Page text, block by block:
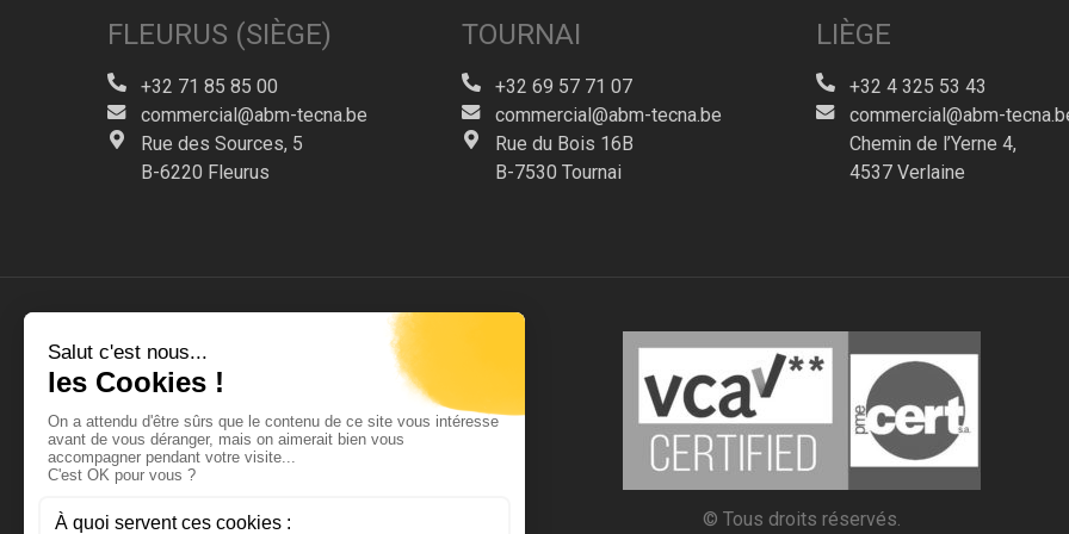
FLEURUS (SIÈGE)
+32 71 85 85 00
commercial@abm-tecna.be
Rue des Sources, 5
B-6220 Fleurus
TOURNAI
+32 69 57 71 07
commercial@abm-tecna.be
Rue du Bois 16B
B-7530 Tournai
LIÈGE
+32 4 325 53 43
commercial@abm-
Chemin de l’Yerne 4,
4537 Verlaine
© Tous droits réservés.